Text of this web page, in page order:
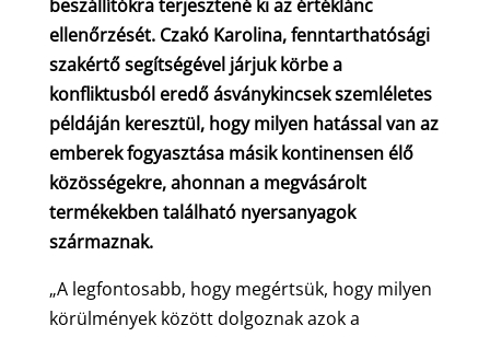
beszállítókra terjesztené ki az értéklánc
ellenőrzését. Czakó Karolina, fenntarthatósági
szakértő segítségével járjuk körbe a
konfliktusból eredő ásványkincsek szemléletes
példáján keresztül, hogy milyen hatással van az
emberek fogyasztása másik kontinensen élő
közösségekre, ahonnan a megvásárolt
termékekben található nyersanyagok
származnak.
„A legfontosabb, hogy megértsük, hogy milyen
körülmények között dolgoznak azok a